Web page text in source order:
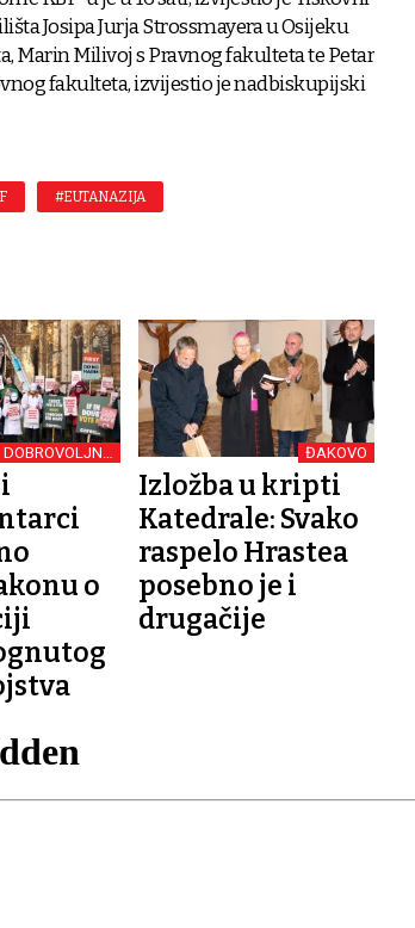
Josipa Jurja Strossmayera u Osijeku
Marin Milivoj s Pravnog fakulteta te Petar
fakulteta, izvijestio je nadbiskupijski
#EUTANAZIJA
DOBROVOLJNA
EUTANAZIJA
o
ĐAKOVO
Izložba u kripti
Katedrale: Svako
raspelo Hrastea
posebno je i
drugačije